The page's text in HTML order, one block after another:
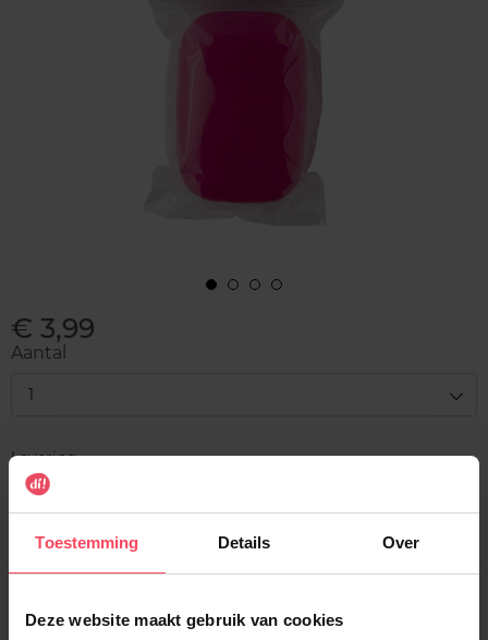
Toestemming Details Over
Deze website maakt gebruik van cookies
€ 3,99
Aantal
1
Levering
Voorradig
Gratis retour in je winkelpunt